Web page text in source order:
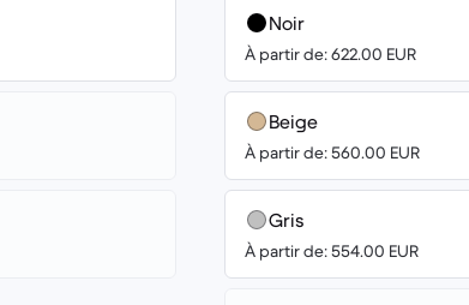
Noir
À partir de: 622.00 EUR
Beige
À partir de: 560.00 EUR
Gris
À partir de: 554.00 EUR